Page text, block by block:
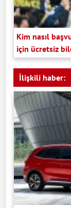
Kim nasıl
için ücretsiz
İlişkili haber: